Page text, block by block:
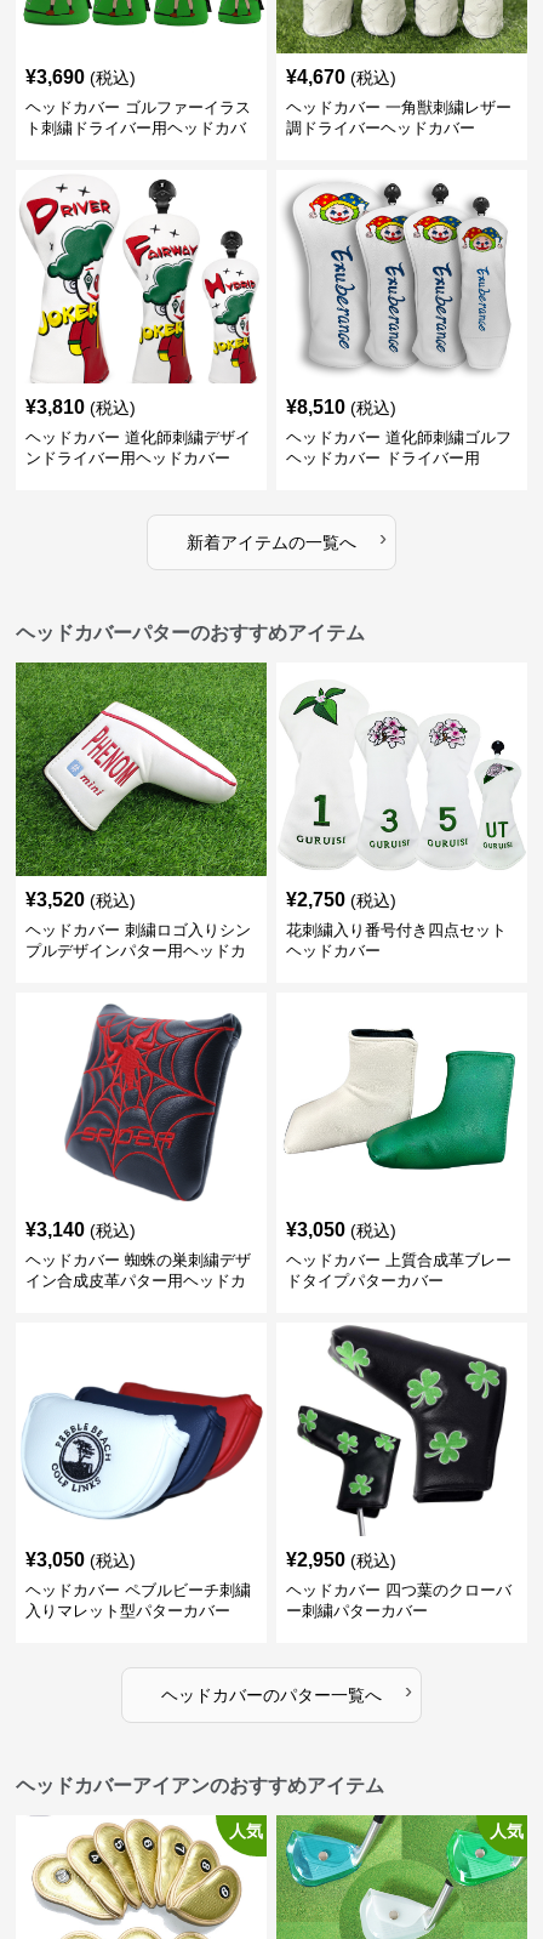
¥3,690 (税込)
ヘッドカバー ゴルファーイラス
ト刺繍ドライバー用ヘッドカバ
¥4,670 (税込)
ヘッドカバー 一角獣刺繍レザー
調ドライバーヘッドカバー
¥3,810 (税込)
ヘッドカバー 道化師刺繍デザイ
ンドライバー用ヘッドカバー
¥8,510 (税込)
ヘッドカバー 道化師刺繍ゴルフ
ヘッドカバー ドライバー用
新着アイテムの一覧へ ›
ヘッドカバーパターのおすすめアイテム
¥3,520 (税込)
ヘッドカバー 刺繍ロゴ入りシン
プルデザインパター用ヘッドカ
¥2,750 (税込)
花刺繍入り番号付き四点セット
ヘッドカバー
¥3,140 (税込)
ヘッドカバー 蜘蛛の巣刺繍デザ
イン合成皮革パター用ヘッドカ
¥3,050 (税込)
ヘッドカバー 上質合成革ブレー
ドタイプパターカバー
¥3,050 (税込)
ヘッドカバー ペブルビーチ刺繍
入りマレット型パターカバー
¥2,950 (税込)
ヘッドカバー 四つ葉のクローバ
ー刺繍パターカバー
ヘッドカバーのパター一覧へ ›
ヘッドカバーアイアンのおすすめアイテム
人気 人気